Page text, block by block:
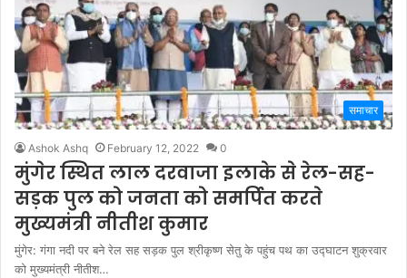
समाचार
Ashok Ashq February 12, 2022 0
मुंगेर स्थित लाल दरवाजा इलाके से रेल-सह-
सड़क पुल को जनता को समर्पित करते
मुख्यमंत्री नीतीश कुमार
मुंगेर: गंगा नदी पर बने रेल सह सड़क पुल श्रीकृष्ण सेतु के पहुंच पथ का उद्घाटन शुक्रवार
को मुख्यमंत्री नीतीश…